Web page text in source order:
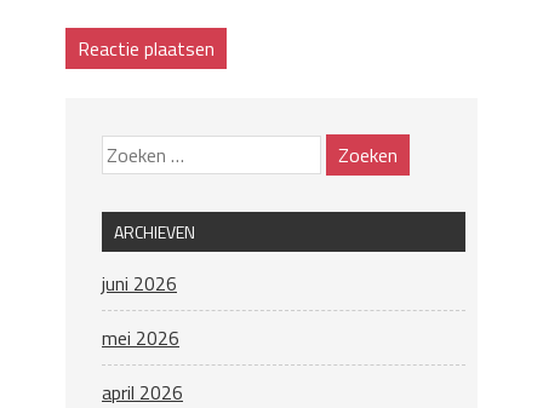
ARCHIEVEN
juni 2026
mei 2026
april 2026